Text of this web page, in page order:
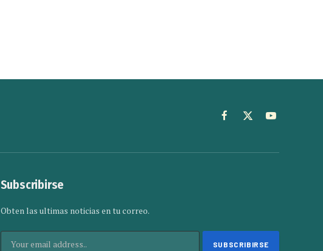
Facebook
X
YouTube
Subscribirse
Obten las ultimas noticias en tu correo.